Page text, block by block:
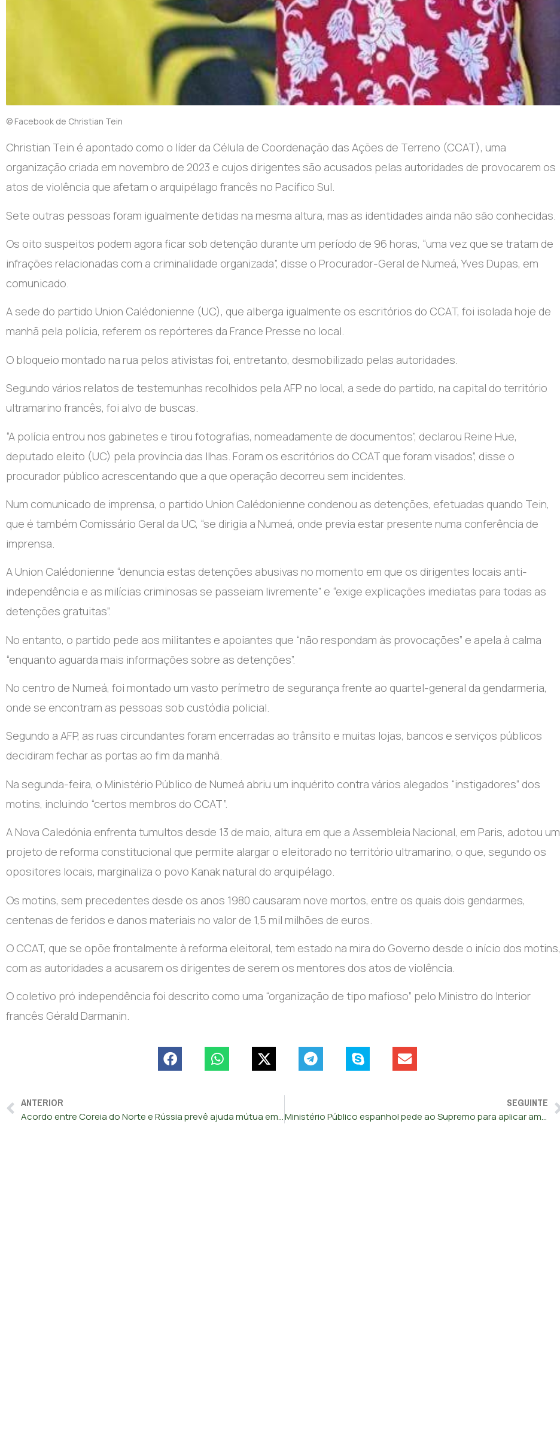
© Facebook de Christian Tein
Christian Tein é apontado como o líder da Célula de Coordenação das Ações de Terreno (CCAT), uma
organização criada em novembro de 2023 e cujos dirigentes são acusados pelas autoridades de provocarem os
atos de violência que afetam o arquipélago francês no Pacífico Sul.
Sete outras pessoas foram igualmente detidas na mesma altura, mas as identidades ainda não são conhecidas.
Os oito suspeitos podem agora ficar sob detenção durante um período de 96 horas, “uma vez que se tratam de
infrações relacionadas com a criminalidade organizada”, disse o Procurador-Geral de Numeá, Yves Dupas, em
comunicado.
A sede do partido Union Calédonienne (UC), que alberga igualmente os escritórios do CCAT, foi isolada hoje de
manhã pela polícia, referem os repórteres da France Presse no local.
O bloqueio montado na rua pelos ativistas foi, entretanto, desmobilizado pelas autoridades.
Segundo vários relatos de testemunhas recolhidos pela AFP no local, a sede do partido, na capital do território
ultramarino francês, foi alvo de buscas.
“A polícia entrou nos gabinetes e tirou fotografias, nomeadamente de documentos”, declarou Reine Hue,
deputado eleito (UC) pela província das Ilhas. Foram os escritórios do CCAT que foram visados”, disse o
procurador público acrescentando que a que operação decorreu sem incidentes.
Num comunicado de imprensa, o partido Union Calédonienne condenou as detenções, efetuadas quando Tein,
que é também Comissário Geral da UC, “se dirigia a Numeá, onde previa estar presente numa conferência de
imprensa.
A Union Calédonienne “denuncia estas detenções abusivas no momento em que os dirigentes locais anti-
independência e as milícias criminosas se passeiam livremente” e “exige explicações imediatas para todas as
detenções gratuitas”.
No entanto, o partido pede aos militantes e apoiantes que “não respondam às provocações” e apela à calma
“enquanto aguarda mais informações sobre as detenções”.
No centro de Numeá, foi montado um vasto perímetro de segurança frente ao quartel-general da gendarmeria,
onde se encontram as pessoas sob custódia policial.
Segundo a AFP, as ruas circundantes foram encerradas ao trânsito e muitas lojas, bancos e serviços públicos
decidiram fechar as portas ao fim da manhã.
Na segunda-feira, o Ministério Público de Numeá abriu um inquérito contra vários alegados “instigadores” dos
motins, incluindo “certos membros do CCAT”.
A Nova Caledónia enfrenta tumultos desde 13 de maio, altura em que a Assembleia Nacional, em Paris, adotou um
projeto de reforma constitucional que permite alargar o eleitorado no território ultramarino, o que, segundo os
opositores locais, marginaliza o povo Kanak natural do arquipélago.
Os motins, sem precedentes desde os anos 1980 causaram nove mortos, entre os quais dois gendarmes,
centenas de feridos e danos materiais no valor de 1,5 mil milhões de euros.
O CCAT, que se opõe frontalmente à reforma eleitoral, tem estado na mira do Governo desde o início dos motins,
com as autoridades a acusarem os dirigentes de serem os mentores dos atos de violência.
O coletivo pró independência foi descrito como uma “organização de tipo mafioso” pelo Ministro do Interior
francês Gérald Darmanin.
ANTERIOR
Acordo entre Coreia do Norte e Rússia prevê ajuda mútua em caso de ataque
SEGUINTE
Ministério Público espanhol pede ao Supremo para aplicar amnistia a Puigdemont